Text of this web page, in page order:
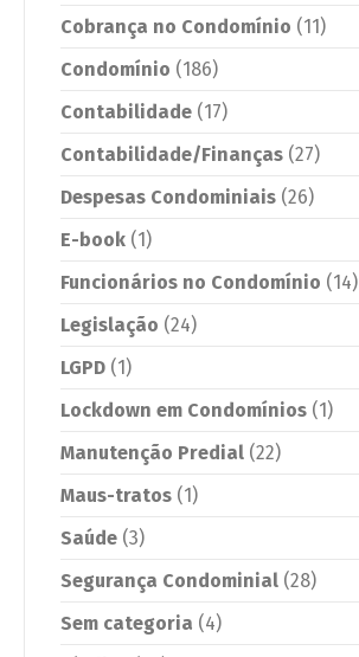
Cobrança no Condomínio (11)
Condomínio (186)
Contabilidade (17)
Contabilidade/Finanças (27)
Despesas Condominiais (26)
E-book (1)
Funcionários no Condomínio (14)
Legislação (24)
LGPD (1)
Lockdown em Condomínios (1)
Manutenção Predial (22)
Maus-tratos (1)
Saúde (3)
Segurança Condominial (28)
Sem categoria (4)